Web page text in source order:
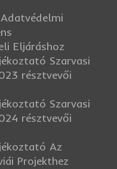
Adatvédelmi
Eljáráshoz
Szarvasi
résztvevői
Szarvasi
résztvevői
Az
Projekthez